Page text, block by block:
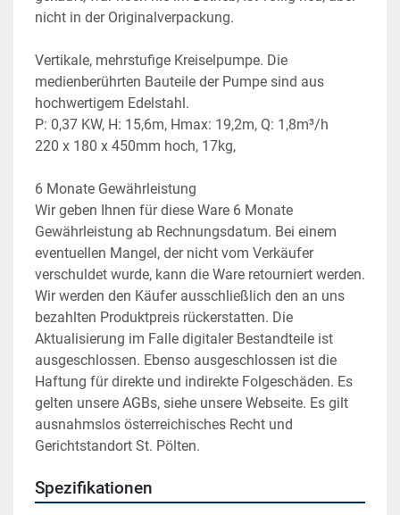
nicht in der Originalverpackung.
Vertikale, mehrstufige Kreiselpumpe. Die
medienberührten Bauteile der Pumpe sind aus
hochwertigem Edelstahl.
P: 0,37 KW, H: 15,6m, Hmax: 19,2m, Q: 1,8m³/h
220 x 180 x 450mm hoch, 17kg,
6 Monate Gewährleistung
Wir geben Ihnen für diese Ware 6 Monate
Gewährleistung ab Rechnungsdatum. Bei einem
eventuellen Mangel, der nicht vom Verkäufer
verschuldet wurde, kann die Ware retourniert werden.
Wir werden den Käufer ausschließlich den an uns
bezahlten Produktpreis rückerstatten. Die
Aktualisierung im Falle digitaler Bestandteile ist
ausgeschlossen. Ebenso ausgeschlossen ist die
Haftung für direkte und indirekte Folgeschäden. Es
gelten unsere AGBs, siehe unsere Webseite. Es gilt
ausnahmslos österreichisches Recht und
Gerichtstandort St. Pölten.
Spezifikationen